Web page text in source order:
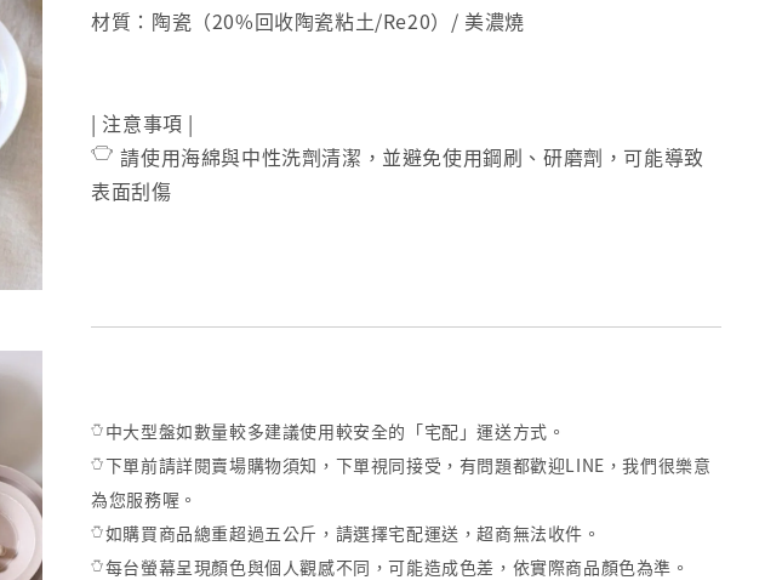
材質：陶瓷（20%回收陶瓷粘土/Re20）/ 美濃燒
| 注意事項 |
𓎵 請使用海綿與中性洗劑清潔，並避免使用鋼刷、研磨劑，可能導致
表面刮傷
𓏋中大型盤如數量較多建議使用較安全的「宅配」運送方式。
𓏋下單前請詳閱賣場購物須知，下單視同接受，有問題都歡迎LINE，我們很樂意
為您服務喔。
𓏋如購買商品總重超過五公斤，請選擇宅配運送，超商無法收件。
𓏋每台螢幕呈現顏色與個人觀感不同，可能造成色差，依實際商品顏色為準。